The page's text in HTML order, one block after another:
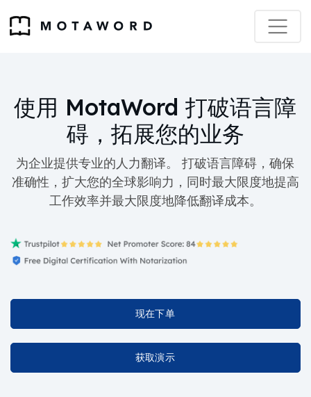
使用 MotaWord 打破语言障
碍，拓展您的业务
为企业提供专业的人力翻译。 打破语言障碍，确保
准确性，扩大您的全球影响力，同时最大限度地提高
工作效率并最大限度地降低翻译成本。
现在下单
获取演示